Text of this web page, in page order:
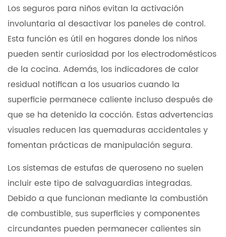
Los seguros para niños evitan la activación
involuntaria al desactivar los paneles de control.
Esta función es útil en hogares donde los niños
pueden sentir curiosidad por los electrodomésticos
de la cocina. Además, los indicadores de calor
residual notifican a los usuarios cuando la
superficie permanece caliente incluso después de
que se ha detenido la cocción. Estas advertencias
visuales reducen las quemaduras accidentales y
fomentan prácticas de manipulación segura.
Los sistemas de estufas de queroseno no suelen
incluir este tipo de salvaguardias integradas.
Debido a que funcionan mediante la combustión
de combustible, sus superficies y componentes
circundantes pueden permanecer calientes sin